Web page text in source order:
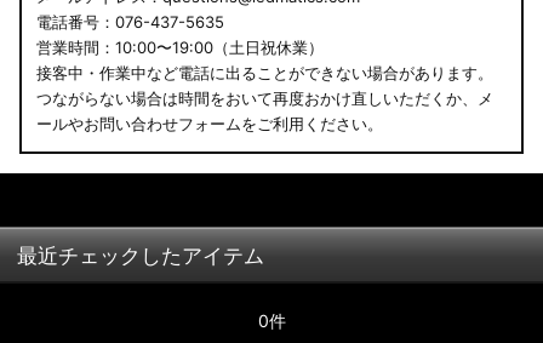
電話番号：076-437-5635
営業時間：10:00〜19:00（土日祝休業）
接客中・作業中など電話に出ることができない場合があります。
つながらない場合は時間をおいて再度おかけ直しいただくか、メ
ールやお問い合わせフォームをご利用ください。
最近チェックしたアイテム
0件